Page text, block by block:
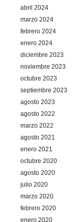
abril 2024
marzo 2024
febrero 2024
enero 2024
diciembre 2023
noviembre 2023
octubre 2023
septiembre 2023
agosto 2023
agosto 2022
marzo 2022
agosto 2021
enero 2021
octubre 2020
agosto 2020
julio 2020
marzo 2020
febrero 2020
enero 2020